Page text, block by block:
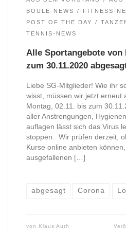
BOULE-NEWS
FITNESS-
POST OF THE DAY
TENNIS-NEWS
Alle Sportangebote von
zum 30.11.2020
Liebe SG-Mitglieder! Wie ihr
wisst, müssen wir jetzt erneut
Montag, 02.11. bis zum
aller Anstrengungen,
auflagen lässt sich das Virus
stoppen. Wir prüfen derzeit,
Kurse online anbieten
ausgefallenen […]
abgesagt Corona
von Klaus Auth